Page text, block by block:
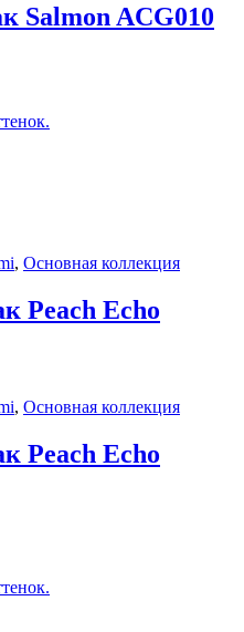
Salmon AСG010
, Основная коллекция
Peach Echo
, Основная коллекция
Peach Echo